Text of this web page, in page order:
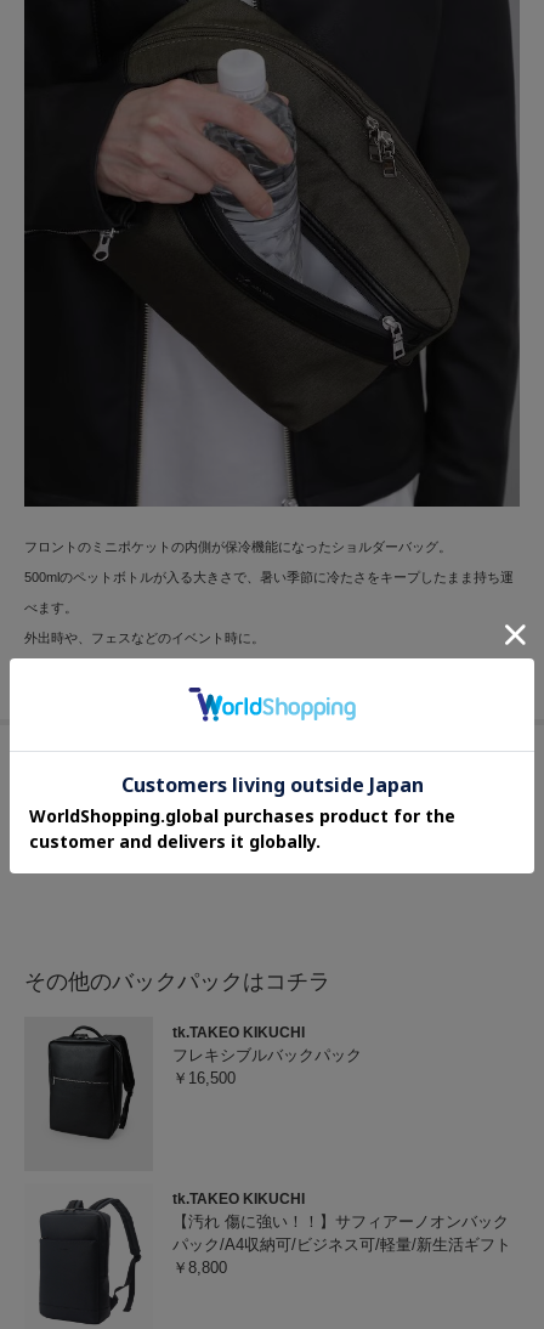
フロントのミニポケットの内側が保冷機能になったショルダーバッグ。
500mlのペットボトルが入る大きさで、暑い季節に冷たさをキープしたまま持ち運
べます。
外出時や、フェスなどのイベント時に。
その他のバックパックはコチラ
tk.TAKEO KIKUCHI
フレキシブルバックパック
￥16,500
tk.TAKEO KIKUCHI
【汚れ 傷に強い！！】サフィアーノオンバック
パック/A4収納可/ビジネス可/軽量/新生活ギフト
￥8,800